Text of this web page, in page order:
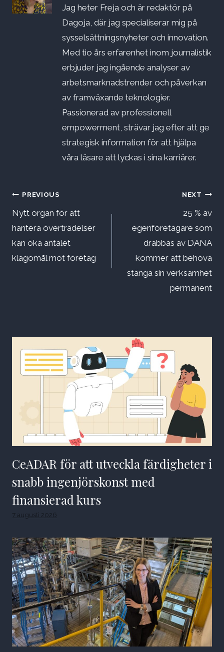
Jag heter Freja och är redaktör på
Dagoja, där jag specialiserar mig på
sysselsättningsnyheter och innovation.
Med tio års erfarenhet inom journalistik
erbjuder jag ingående analyser av
arbetsmarknadstrender och påverkan
av framväxande teknologier.
Passionerad av professionell
empowerment, strävar jag efter att ge
strategisk information för att hjälpa
våra läsare att lyckas i sina karriärer.
Inläggsnavigering
PREVIOUS
Nytt organ för att
hantera överträdelser
kan öka antalet
klagomål mot företag
NEXT
25 % av
egenföretagare som
drabbas av DANA
kommer att behöva
stänga sin verksamhet
permanent
CeADAR för att utveckla färdigheter i
snabb ingenjörskonst med
finansierad kurs
7 augusti 2026